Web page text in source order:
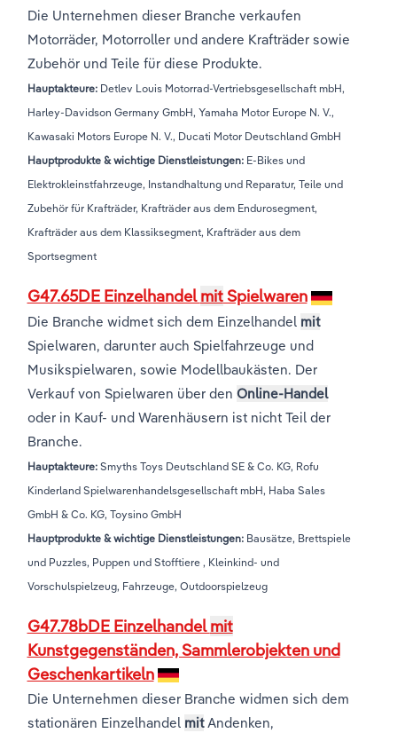
Die Unternehmen dieser Branche verkaufen
Motorräder, Motorroller und andere Krafträder sowie
Zubehör und Teile für diese Produkte.
Hauptakteure: Detlev Louis Motorrad-Vertriebsgesellschaft mbH,
Harley-Davidson Germany GmbH, Yamaha Motor Europe N. V.,
Kawasaki Motors Europe N. V., Ducati Motor Deutschland GmbH
Hauptprodukte & wichtige Dienstleistungen:E-Bikes und
Elektrokleinstfahrzeuge, Instandhaltung und Reparatur, Teile und
Zubehör für Krafträder, Krafträder aus dem Endurosegment,
Krafträder aus dem Klassiksegment, Krafträder aus dem
Sportsegment
G47.65DE EinzelhandelmitSpielwaren
Die Branche widmet sich dem Einzelhandel mit
Spielwaren, darunter auch Spielfahrzeuge und
Musikspielwaren, sowie Modellbaukästen. Der
Verkauf von Spielwaren über den Online-Handel
oder in Kauf- und Warenhäusern ist nicht Teil der
Branche.
Hauptakteure: Smyths Toys Deutschland SE & Co. KG, Rofu
Kinderland Spielwarenhandelsgesellschaft mbH, Haba Sales
GmbH & Co. KG, Toysino GmbH
Hauptprodukte & wichtige Dienstleistungen:Bausätze, Brettspiele
und Puzzles, Puppen und Stofftiere , Kleinkind- und
Vorschulspielzeug, Fahrzeuge, Outdoorspielzeug
G47.78bDE Einzelhandelmit
Kunstgegenständen, Sammlerobjekten und
Geschenkartikeln
Die Unternehmen dieser Branche widmen sich dem
stationären Einzelhandel mitAndenken,